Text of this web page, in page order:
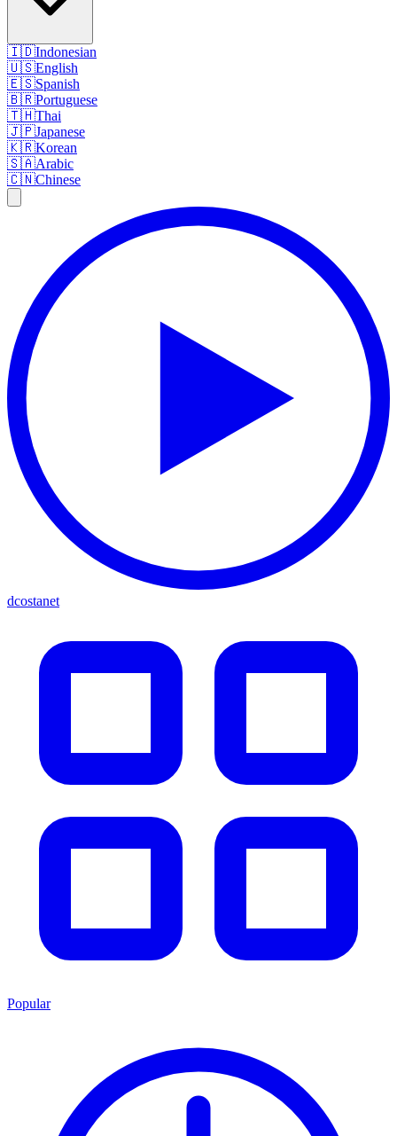
🇮🇩Indonesian
🇺🇸English
🇪🇸Spanish
🇧🇷Portuguese
🇹🇭Thai
🇯🇵Japanese
🇰🇷Korean
🇸🇦Arabic
🇨🇳Chinese
dcostanet
Popular